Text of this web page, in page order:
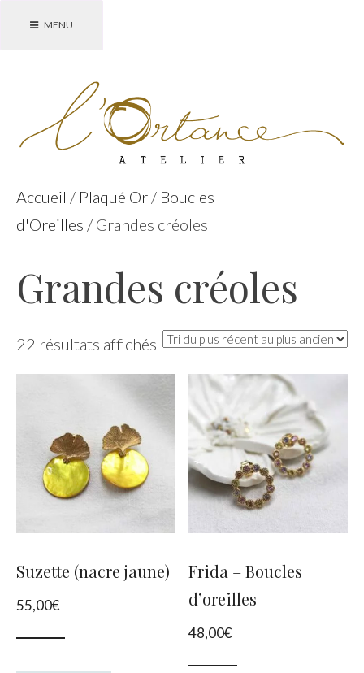
MENU
Accueil / Plaqué Or / Boucles
d'Oreilles / Grandes créoles
Grandes créoles
22 résultats affichés Trié
du
récent
plus
ancien
Suzette (nacre jaune)
55,00€
Frida – Boucles
d’oreilles
48,00€